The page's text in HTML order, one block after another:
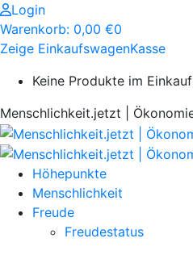
Zum
Inhalt
springen
Login
Warenkorb: 0,00 €0
Zeige EinkaufswagenKasse
Keine Produkte im
Menschlichkeit.jetzt |
Höhepunkte
Menschlichkeit
Freude
Freudestatus